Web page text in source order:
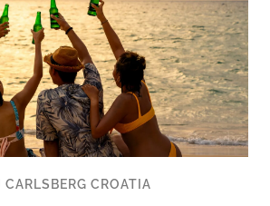
CARLSBERG CROATIA